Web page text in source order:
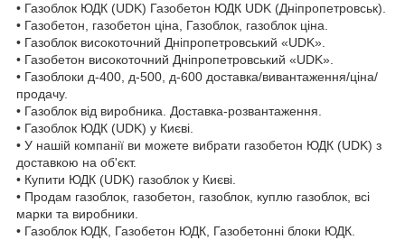
• Газоблок ЮДК (UDK) Газобетон ЮДК UDK (Дніпропетровськ).
• Газобетон, газобетон ціна, Газоблок, газоблок ціна.
• Газоблок високоточний Дніпропетровський «UDK».
• Газобетон високоточний Дніпропетровський «UDK».
• Газоблоки д-400, д-500, д-600 доставка/вивантаження/ціна/
продачу.
• Газоблок від виробника. Доставка-розвантаження.
• Газоблок ЮДК (UDK) у Києві.
• У нашій компанії ви можете вибрати газобетон ЮДК (UDK) з
доставкою на об'єкт.
• Купити ЮДК (UDK) газоблок у Києві.
• Продам газоблок, газобетон, газоблок, куплю газоблок, всі
марки та виробники.
• Газоблок ЮДК, Газобетон ЮДК, Газобетонні блоки ЮДК.